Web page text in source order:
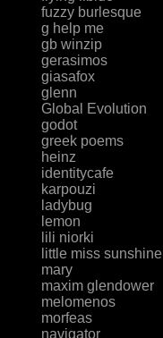
fuzzy burlesque
g help me
gb winzip
gerasimos
giasafox
glenn
Global Evolution
godot
greek poems
heinz
identitycafe
karpouzi
ladybug
lemon
lili niorki
little miss sunshine
mary
maxim glendower
melomenos
morfeas
navigator